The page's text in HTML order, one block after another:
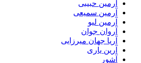
آرمین حبیبی
آرمین سمیعی
آرمین لیو
آروان جوان
آریا جهان میرزایی
آرین یاری
آشور